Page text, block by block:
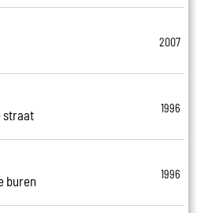
2007
straat
1996
buren
1996